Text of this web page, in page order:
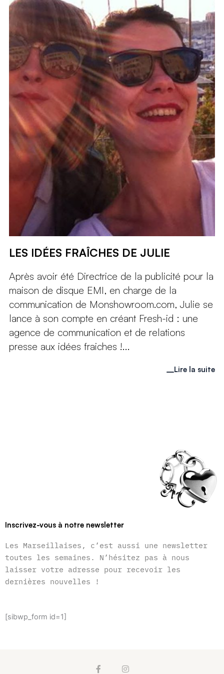
LES IDÉES FRAÎCHES DE JULIE
Après avoir été Directrice de la publicité pour la
maison de disque EMI, en charge de la
communication de Monshowroom.com, Julie se
lance à son compte en créant Fresh-id : une
agence de communication et de relations
presse aux idées fraiches !...
Lire la suite
Inscrivez-vous à notre newsletter
Les Marseillaises, c’est aussi une newsletter
toutes les semaines. N’hésitez pas à nous
laisser votre adresse pour recevoir les
dernières nouvelles !
[sibwp_form id=1]
F
I